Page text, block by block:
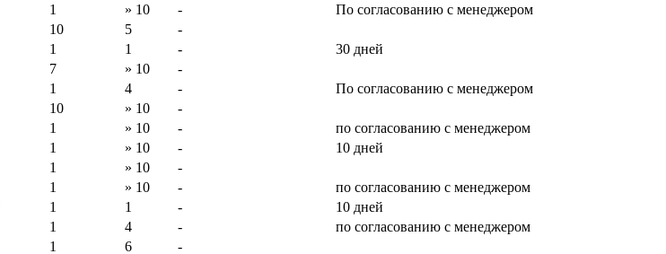
1 » 10 -
По согласованию с менеджером
10 5
-
1 1 -
30 дней
7 » 10
-
1 4 -
По согласованию с менеджером
10 » 10
-
1 » 10 -
по согласованию с менеджером
1 » 10 -
10 дней
1 » 10
-
1 » 10 -
по согласованию с менеджером
1 1 -
10 дней
1 4 -
по согласованию с менеджером
1 6
-